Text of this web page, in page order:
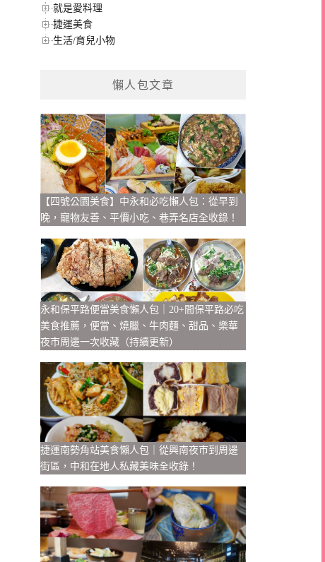
就是愛料理
捷運美食
生活/育兒小物
懶人包文章
【四號公園美食】中永和必吃懶人包：從早到
晚，寵物友善、平價小吃、巷弄名店全收錄！
永和保平路便當美食懶人包｜20+間保平路必吃
美食推薦，便當、燒臘、牛肉麵、甜品、樂華
夜市周邊一次收藏（持續更新）
捷運南勢角站美食懶人包｜從興南夜市到周邊
街區，中和在地人私藏美味全收錄！